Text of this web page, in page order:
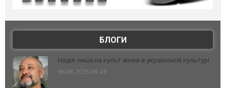
БЛОГИ
Надія лише на культ жінки в українській культурі
06.08.2026 08:49